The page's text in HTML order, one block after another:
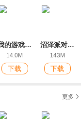
我的游戏官方版
14.0M
下载
沼泽派对无限金币版
143M
下载
更多